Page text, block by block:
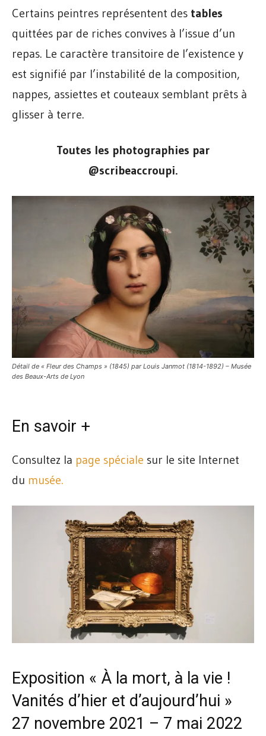
Certains peintres représentent des tables
quittées par de riches convives à l’issue d’un
repas. Le caractère transitoire de l’existence y
est signifié par l’instabilité de la composition,
nappes, assiettes et couteaux semblant prêts à
glisser à terre.
Toutes les photographies par
@scribeaccroupi.
Détail de « Fleur des Champs » (1845) par Louis Janmot (1814-1892) – Musée
des Beaux-Arts de Lyon
En savoir +
Consultez la page spéciale sur le site Internet
du musée.
Exposition « À la mort, à la vie !
Vanités d’hier et d’aujourd’hui »
27 novembre 2021 – 7 mai 2022